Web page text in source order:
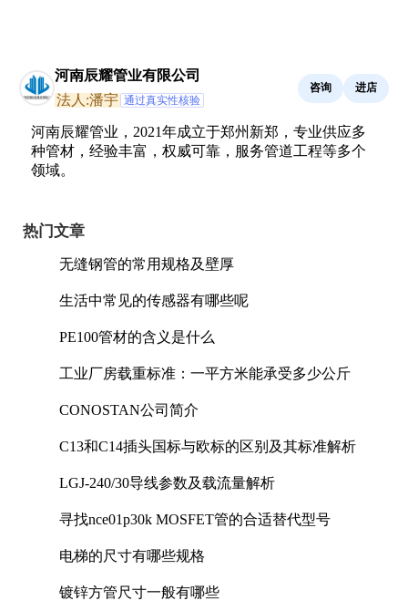
河南辰耀管业有限公司
法人:潘宇 通过真实性核验
咨询 进店
河南辰耀管业，2021年成立于郑州新郑，专业供应多
种管材，经验丰富，权威可靠，服务管道工程等多个
领域。
热门文章
无缝钢管的常用规格及壁厚
生活中常见的传感器有哪些呢
PE100管材的含义是什么
工业厂房载重标准：一平方米能承受多少公斤
CONOSTAN公司简介
C13和C14插头国标与欧标的区别及其标准解析
LGJ-240/30导线参数及载流量解析
寻找nce01p30k MOSFET管的合适替代型号
电梯的尺寸有哪些规格
镀锌方管尺寸一般有哪些